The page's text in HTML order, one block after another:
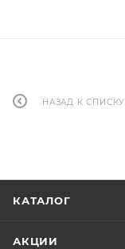
НАЗАД К СПИСКУ
КАТАЛОГ
АКЦИИ